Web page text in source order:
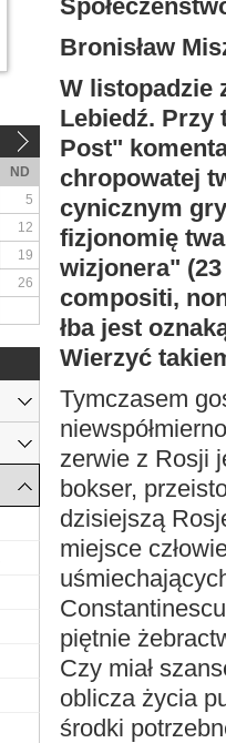
Bronisław
W listopadzie
Lebiedź. Przy
Post"
chropowatej
cynicznym
fizjonomię
wizjonera"
compositi,
łba jest
Wierzyć
Tymczasem
zerwie z Rosji
bokser,
dzisiejszą
miejsce
piętnie
Czy miał
oblicza życia
środki
ND
5
12
19
26